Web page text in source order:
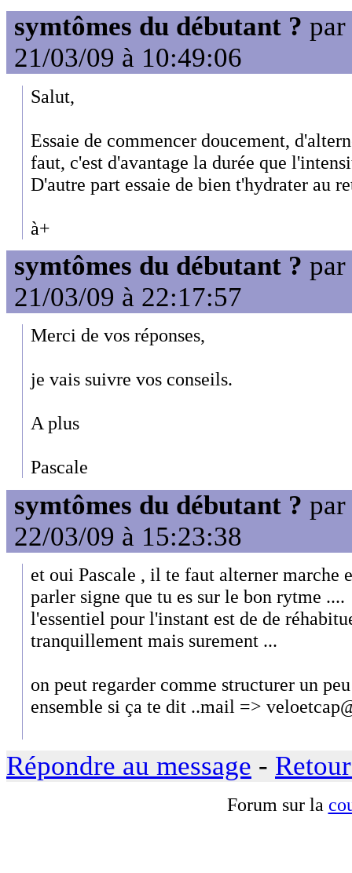
symtômes du débutant ? par
21/03/09 à 10:49:06
Salut,
Essaie de commencer doucement,
faut, c'est d'avantage la durée que
D'autre part essaie de bien t'hydrater au
à+
symtômes du débutant ? par
21/03/09 à 22:17:57
Merci de vos réponses,
je vais suivre vos conseils.
A plus
Pascale
symtômes du débutant ? par
22/03/09 à 15:23:38
et oui Pascale , il te faut alterner marche
parler signe que tu es sur le bon rytme ....
l'essentiel pour l'instant est de de
tranquillement mais surement ...
on peut regarder comme structurer un
ensemble si ça te dit ..mail =>
Répondre au message -
Forum sur la